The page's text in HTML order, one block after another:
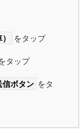
をタップ
タップ
信ボタン をタ